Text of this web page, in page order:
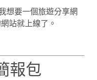
想要一個旅遊分享網
站就上線了。
報包